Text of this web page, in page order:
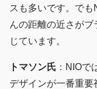
スも多いです。でも
んの距離の近さが
じています。
トマソン氏 ：NIOで
デザインが一番重要